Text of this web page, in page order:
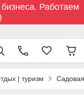
Работаем
| туризм